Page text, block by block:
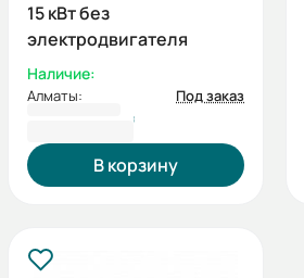
15 кВт без
электродвигателя
Наличие:
Алматы: Под заказ
В корзину